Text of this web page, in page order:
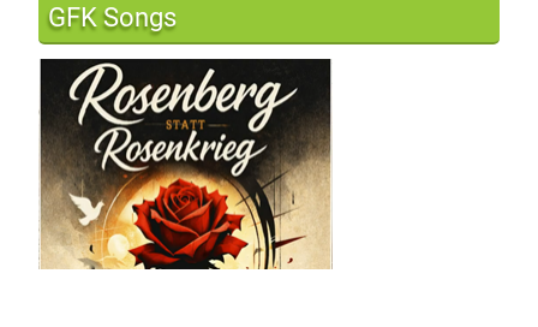
GFK Songs